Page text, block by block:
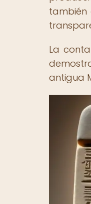
también
La
antigua